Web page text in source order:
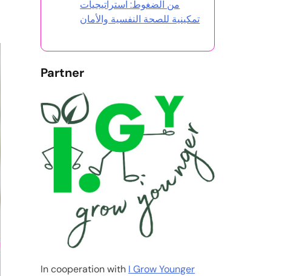
من الضغوط: استراتيجيات
تمكينية للصحة النفسية والأمان
Partner
In cooperation with I Grow Younger